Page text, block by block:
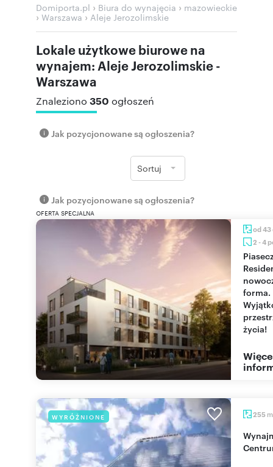
Domiporta.pl › Biura do wynajęcia › mazowieckie
› Warszawa› Aleje Jerozolimskie
Lokale użytkowe biurowe na
wynajem: Aleje Jerozolimskie -
Warszawa
Znaleziono 350 ogłoszeń
Jak pozycjonowane są ogłoszenia?
Sortuj
Jak pozycjonowane są ogłoszenia?
OFERTA SPECJALNA
od 43
2 - 4
Piaseczno
forma.
życia!
WYRÓŻNIONE 255 m
Wynajmę nowoczesny lokal biurowy 255 m² w